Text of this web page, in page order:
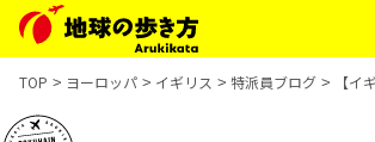
TOP ヨーロッパ イギリス 特派員ブログ 【